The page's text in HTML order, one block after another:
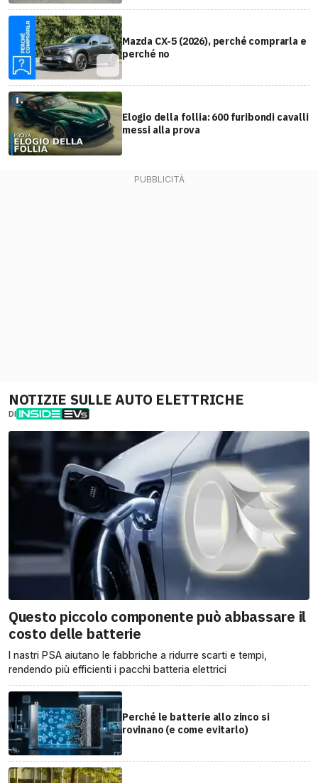
Mazda CX-5 (2026), perché comprarla e
perché no
Elogio della follia: 600 furibondi cavalli
messi alla prova
NOTIZIE SULLE AUTO ELETTRICHE
DI
Questo piccolo componente può abbassare il
costo delle batterie
I nastri PSA aiutano le fabbriche a ridurre scarti e tempi,
rendendo più efficienti i pacchi batteria elettrici
Perché le batterie allo zinco si
rovinano (e come evitarlo)